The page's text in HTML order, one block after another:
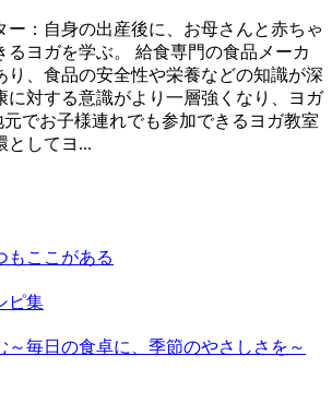
ー：自身の出産後に、お母さんと赤ちゃ
るヨガを学ぶ。 給食専門の食品メーカ
り、食品の安全性や栄養などの知識が深
に対する意識がより一層強くなり、ヨガ
でお子様連れでも参加できるヨガ教室
としてヨ...
もここがある
ピ集
～毎日の食卓に、季節のやさしさを～